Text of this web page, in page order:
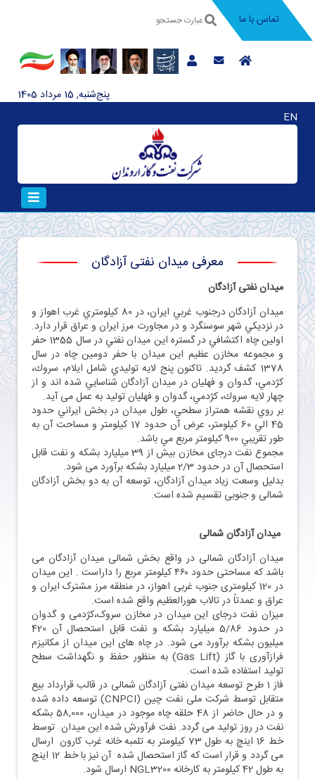
تماس با ما
پنج‌شنبه, 15 مرداد 1405
EN
معرفی میدان نفتی آزادگان
میدان نفتی آزادگان
ميدان آزادگان درجنوب غربي ايران، در 80 كيلومتري غرب اهواز و
در نزديكي شهر سوسنگرد و در مجاورت مرز ايران و عراق قرار دارد.
اولين چاه اكتشافي در گستره اين ميدان نفتي در سال 1355 حفر
و مجموعه مخازن عظيم اين ميدان با حفر دومين چاه در سال
1378 كشف گرديد. تاكنون پنج لايه توليدي شامل ایلام، سروك،
كژدمي، گدوان و فهليان در ميدان آزادگان شناسايي شده اند و از
چهار لایه سروك، كژدمي، گدوان و فهليان تولید به عمل می آید.
بر روي نقشه همتراز سطحي، طول ميدان در بخش ايراني حدود
45 الي 60 كيلومتر، عرض آن حدود 17 كيلومتر و مساحت آن به
طور تقريبي 900 كيلومتر مربع مي باشد.
مجموع نفت درجای مخازن بیش از 39 میلیارد بشکه و نفت قابل
استحصال آن در حدود 2/3 میلیارد بشکه برآورد می شود.
بدلیل وسعت زیاد میدان آزادگان، توسعه آن به دو بخش آزادگان
شمالی و جنوبی تقسیم شده است.
میدان آزادگان شمالی
ميدان آزادگان شمالی در واقع بخش شمالی میدان آزادگان می
باشد که مساحتی حدود ۴۶٠ کيلومتر مربع را داراست . این میدان
در 120 کیلومتری جنوب غربی اهواز، در منطقه مرز مشترک ایران و
عراق و عمدتاً در تالاب هورالعظیم واقع شده است.
میزان نفت درجای این میدان در مخازن سروک،کژدمی و گدوان
در حدود 5/86 میلیارد بشکه و نفت قابل استحصال آن 420
میلیون بشکه برآورد می شود. در چاه های این میدان از مکانیزم
فرازآوری با گاز (Gas Lift) به منظور حفظ و نگهداشت سطح
تولید استفاده شده است.
فاز 1 طرح توسعه میدان نفتی آزادگان شمالی در قالب قرارداد بیع
متقابل توسط شرکت ملی نفت چین (CNPCI) توسعه داده شده
و در حال حاضر از 48 حلقه چاه موجود در میدان، 58,000 بشکه
نفت در روز تولید می گردد. نفت فرآورش شده این میدان توسط
خط 16 اینچ به طول 73 کیلومتر به تلمبه خانه غرب کارون ارسال
می گردد و قرار است که گاز استحصال شده آن نیز با خط 12 اینچ
به طول 42 کیلومتر به کارخانه NGL3200 ارسال شود.